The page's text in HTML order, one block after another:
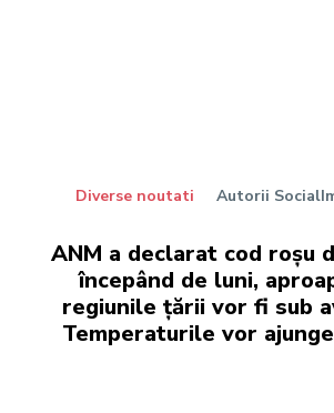
Diverse noutati Autorii
ANM a declarat cod roșu
începând de luni,
regiunile țării vor fi sub
Temperaturile vor